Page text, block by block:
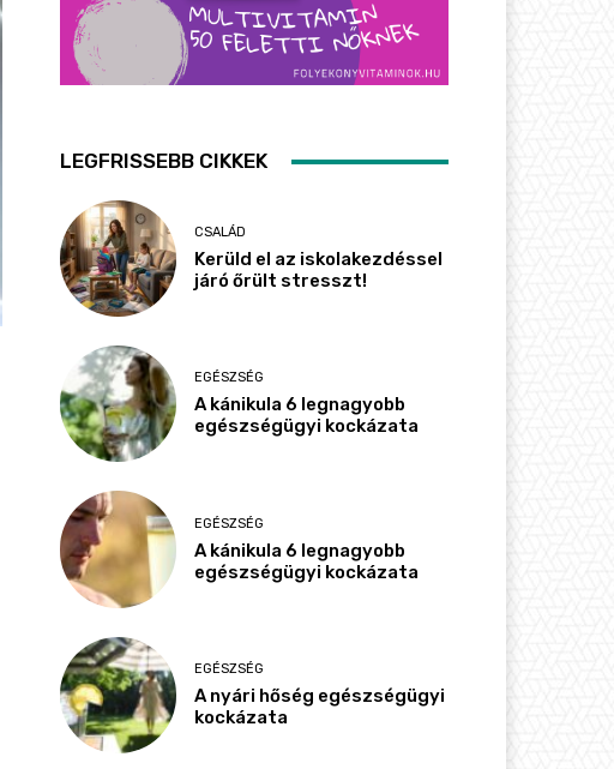
LEGFRISSEBB CIKKEK
CSALÁD
Kerüld el az iskolakezdéssel
járó őrült stresszt!
EGÉSZSÉG
A kánikula 6 legnagyobb
egészségügyi kockázata
EGÉSZSÉG
A kánikula 6 legnagyobb
egészségügyi kockázata
EGÉSZSÉG
A nyári hőség egészségügyi
kockázata